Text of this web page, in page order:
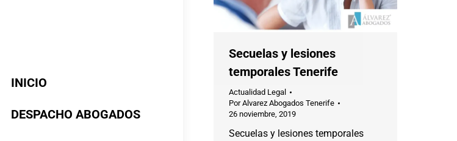
INICIO
DESPACHO ABOGADOS
Secuelas y lesiones
temporales Tenerife
Actualidad Legal
PorAlvarez Abogados Tenerife
26 noviembre, 2019
Secuelas y lesiones temporales